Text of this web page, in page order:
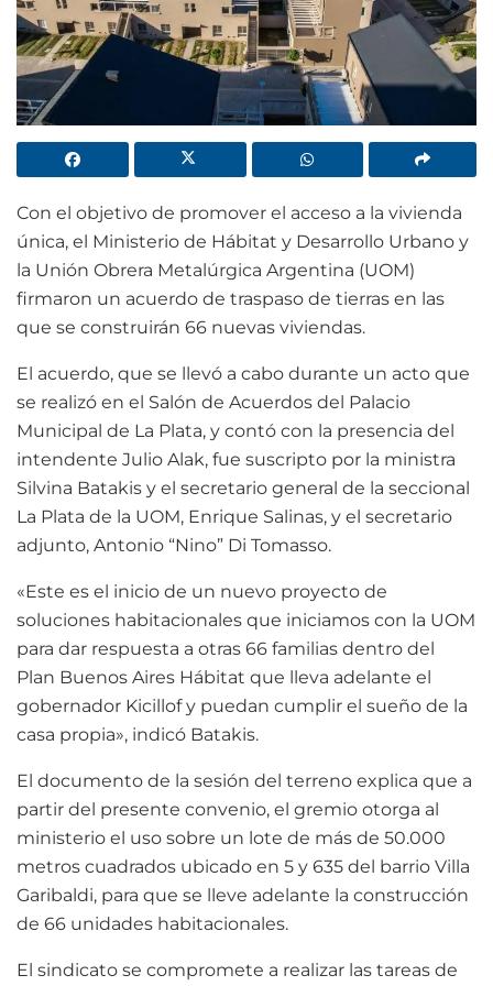
Con el objetivo de promover el acceso a la vivienda
única, el Ministerio de Hábitat y Desarrollo Urbano y
la Unión Obrera Metalúrgica Argentina (UOM)
firmaron un acuerdo de traspaso de tierras en las
que se construirán 66 nuevas viviendas.
El acuerdo, que se llevó a cabo durante un acto que
se realizó en el Salón de Acuerdos del Palacio
Municipal de La Plata, y contó con la presencia del
intendente Julio Alak, fue suscripto por la ministra
Silvina Batakis y el secretario general de la seccional
La Plata de la UOM, Enrique Salinas, y el secretario
adjunto, Antonio “Nino” Di Tomasso.
«Este es el inicio de un nuevo proyecto de
soluciones habitacionales que iniciamos con la UOM
para dar respuesta a otras 66 familias dentro del
Plan Buenos Aires Hábitat que lleva adelante el
gobernador Kicillof y puedan cumplir el sueño de la
casa propia», indicó Batakis.
El documento de la sesión del terreno explica que a
partir del presente convenio, el gremio otorga al
ministerio el uso sobre un lote de más de 50.000
metros cuadrados ubicado en 5 y 635 del barrio Villa
Garibaldi, para que se lleve adelante la construcción
de 66 unidades habitacionales.
El sindicato se compromete a realizar las tareas de